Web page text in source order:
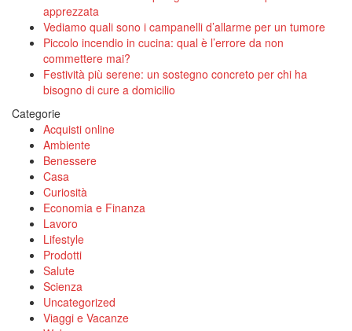
apprezzata
Vediamo quali sono i campanelli d’allarme per un tumore
Piccolo incendio in cucina: qual è l’errore da non
commettere mai?
Festività più serene: un sostegno concreto per chi ha
bisogno di cure a domicilio
Categorie
Acquisti online
Ambiente
Benessere
Casa
Curiosità
Economia e Finanza
Lavoro
Lifestyle
Prodotti
Salute
Scienza
Uncategorized
Viaggi e Vacanze